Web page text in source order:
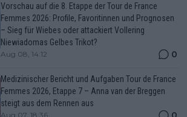
Vorschau auf die 8. Etappe der Tour de France
Femmes 2026: Profile, Favoritinnen und Prognosen
– Sieg für Wiebes oder attackiert Vollering
Niewiadomas Gelbes Trikot?
Aug 08, 14:12 0
Medizinischer Bericht und Aufgaben Tour de France
Femmes 2026, Etappe 7 – Anna van der Breggen
steigt aus dem Rennen aus
Aug 07, 18:36